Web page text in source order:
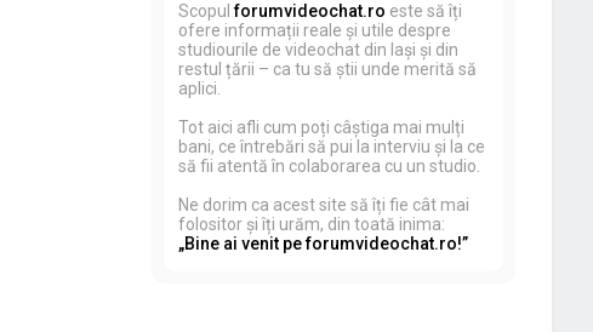
Scopulforumvideochat.ro este să îți
ofere informații reale și utile despre
studiourile de videochat din Iași și din
restul țării – ca tu să știi unde merită să
aplici.
Tot aici afli cum poți câștiga mai mulți
bani, ce întrebări să pui la interviu și la ce
să fii atentă în colaborarea cu un studio.
Ne dorim ca acest site să îți fie cât mai
folositor și îți urăm, din toată inima:
„Bine ai venit pe forumvideochat.ro!”